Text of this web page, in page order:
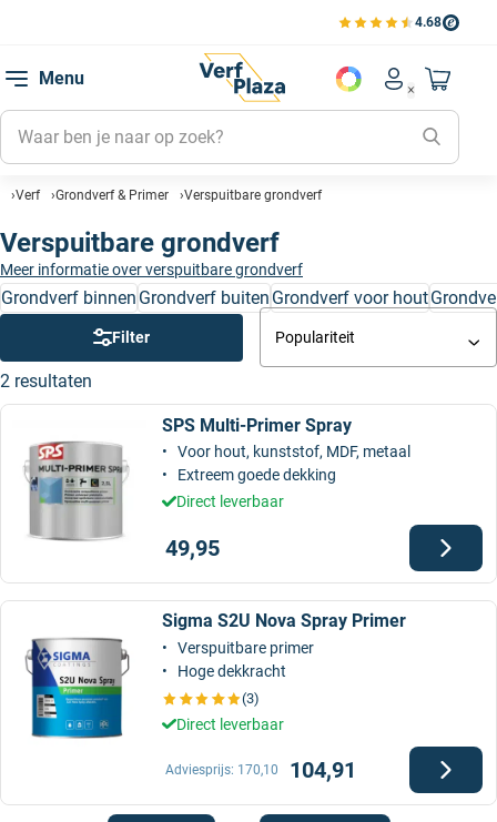
4.68
Bekijk de verfplaza
Menu
Account
Mijn
Mijn
Mijn
Naar
Verf Grondverf & Primer Verspuitbare grondverf
Grondverf binnen Grondverf buiten Grondverf voor hout
Verspuitbare grondverf
Meer informatie over verspuitbare grondverf
Filter
2 resultaten
Populariteit
SPS Multi-Primer Spray
Voor hout, kunststof, MDF, metaal
Extreem goede dekking
Direct leverbaar
49,95
Sigma S2U Nova Spray Primer
Verspuitbare primer
Hoge dekkracht
(3)
Direct leverbaar
104,91
Adviesprijs: 170,10